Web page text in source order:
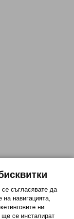
съгласявате да
на навигацията,
ни
ще се инсталират